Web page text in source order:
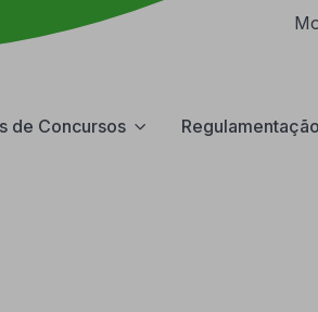
de Concursos Regulamentação